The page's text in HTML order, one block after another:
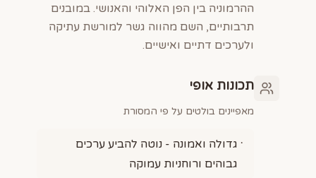
ההרמוניה בין הפן האלוהי והאנושי. במובנים
תרבותיים, השם מהווה גשר למורשת עתיקה
ולערכים דתיים ואישיים.
תכונות אופי
מאפיינים בולטים על פי המסורת
גדולה ואמונה - נוטה להביע ערכים
גבוהים ורוחניות עמוקה